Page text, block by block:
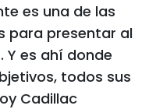
es una de las
para presentar al
es ahí donde
todos sus
Cadillac